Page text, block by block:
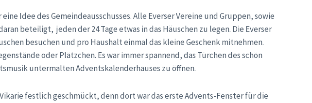
Idee des Gemeindeausschusses. Alle Everser Vereine und Gruppen, sowie
beteiligt, jeden der 24 Tage etwas in das Häuschen zu legen. Die Everser
besuchen und pro Haushalt einmal das kleine Geschenk mitnehmen.
oder Plätzchen. Es war immer spannend, das Türchen des schön
untermalten Adventskalenderhauses zu öffnen.
festlich geschmückt, denn dort war das erste Advents-Fenster für die